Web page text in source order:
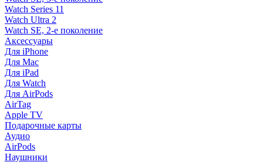
Watch Series 11
Watch Ultra 2
Watch SE, 2-е поколение
Аксессуары
Для iPhone
Для Mac
Для iPad
Для Watch
Для AirPods
AirTag
Apple TV
Подарочные карты
Аудио
AirPods
Наушники